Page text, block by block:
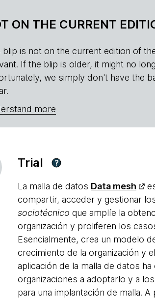
ON THE CURRENT
blip is not on the current edition of
If the blip is older, it might no
we simply don't have the
more
Trial ?
La malla de datos Data mesh
compartir, acceder y gestionar
sociotécnico que amplíe la
organización y proliferen los
Esencialmente, crea un modelo
crecimiento de la organización y
aplicación de la malla de datos
organizaciones a adoptarlo y a
para una implantación de malla.